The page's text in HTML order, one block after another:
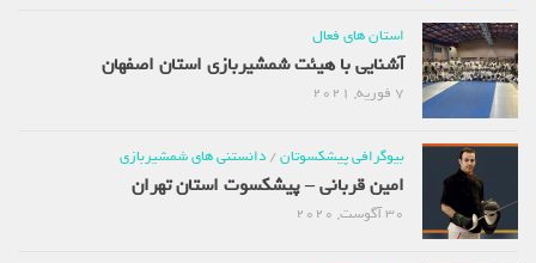
استان های فعال
آشنایی با هیئت شمشیربازی استان اصفهان
7 فوریه, 2021
بیوگرافی پیشکسوتان/ دانستنی های شمشیربازی
امین قربانی – پیشکسوت استان تهران
30 آگوست, 2020